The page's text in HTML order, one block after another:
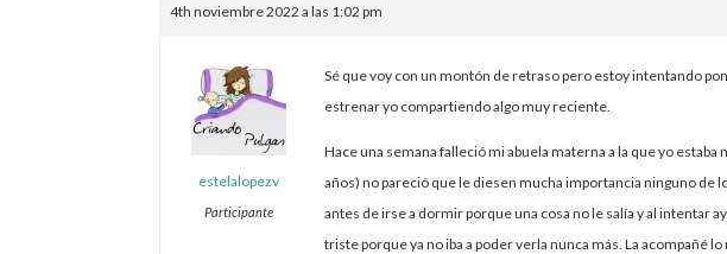
4th noviembre 2022 a las 1:02 pm
estelalopezv
Participante
Sé que voy con un montón de retraso pero estoy intentando
estrenar yo compartiendo algo muy reciente.
Hace una semana falleció mi abuela materna a la que yo
años) no pareció que le diesen mucha importancia ninguno de
antes de irse a dormir porque una cosa no le salía y al intentar
triste porque ya no iba a poder verla nunca más. La acompañé